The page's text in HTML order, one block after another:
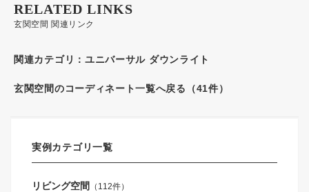
玄関空間 関連リンク
RELATED LINKS
関連カテゴリ： ユニバーサル ダウンライト
玄関空間のコーディネート一覧へ戻る（41件）
実例カテゴリ一覧
リビング空間 （112件）